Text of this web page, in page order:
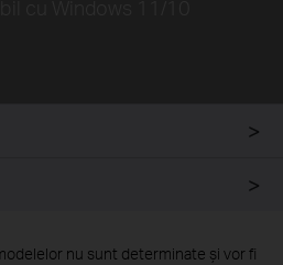
nu sunt determinate și vor fi